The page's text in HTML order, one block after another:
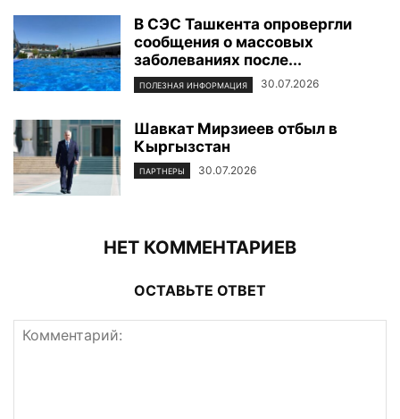
В СЭС Ташкента опровергли
сообщения о массовых
заболеваниях после...
ПОЛЕЗНАЯ ИНФОРМАЦИЯ 30.07.2026
Шавкат Мирзиеев отбыл в
Кыргызстан
ПАРТНЕРЫ 30.07.2026
НЕТ КОММЕНТАРИЕВ
ОСТАВЬТЕ ОТВЕТ